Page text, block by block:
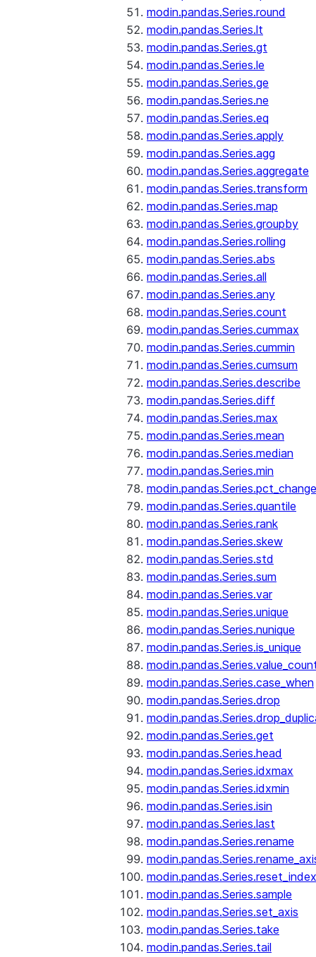
modin.pandas.Series.round
modin.pandas.Series.lt
modin.pandas.Series.gt
modin.pandas.Series.le
modin.pandas.Series.ge
modin.pandas.Series.ne
modin.pandas.Series.eq
modin.pandas.Series.apply
modin.pandas.Series.agg
modin.pandas.Series.aggregate
modin.pandas.Series.transform
modin.pandas.Series.map
modin.pandas.Series.groupby
modin.pandas.Series.rolling
modin.pandas.Series.abs
modin.pandas.Series.all
modin.pandas.Series.any
modin.pandas.Series.count
modin.pandas.Series.cummax
modin.pandas.Series.cummin
modin.pandas.Series.cumsum
modin.pandas.Series.describe
modin.pandas.Series.diff
modin.pandas.Series.max
modin.pandas.Series.mean
modin.pandas.Series.median
modin.pandas.Series.min
modin.pandas.Series.pct_change
modin.pandas.Series.quantile
modin.pandas.Series.rank
modin.pandas.Series.skew
modin.pandas.Series.std
modin.pandas.Series.sum
modin.pandas.Series.var
modin.pandas.Series.unique
modin.pandas.Series.nunique
modin.pandas.Series.is_unique
modin.pandas.Series.case_when
modin.pandas.Series.drop
modin.pandas.Series.get
modin.pandas.Series.head
modin.pandas.Series.idxmax
modin.pandas.Series.idxmin
modin.pandas.Series.isin
modin.pandas.Series.last
modin.pandas.Series.rename
modin.pandas.Series.reset_index
modin.pandas.Series.sample
modin.pandas.Series.set_axis
modin.pandas.Series.take
modin.pandas.Series.tail